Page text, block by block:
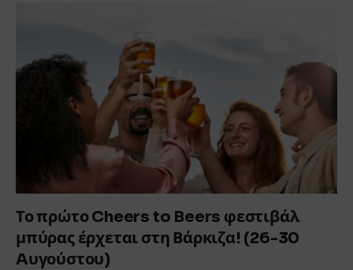
Το πρώτο Cheers to Beers φεστιβάλ
μπύρας έρχεται στη Βάρκιζα! (26-30
Aυγούστου)